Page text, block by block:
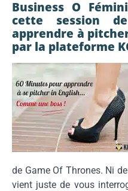
Business O
cette session
apprendre à
par la plateforme
de Game Of Thrones. Ni
vient juste de vous